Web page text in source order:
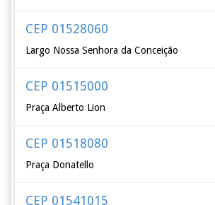
CEP 01528060
Largo Nossa Senhora da Conceição
CEP 01515000
Praça Alberto Lion
CEP 01518080
Praça Donatello
CEP 01541015